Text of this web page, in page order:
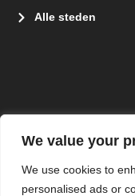
We value your
We use cookies to
personalised ads or
Alle steden